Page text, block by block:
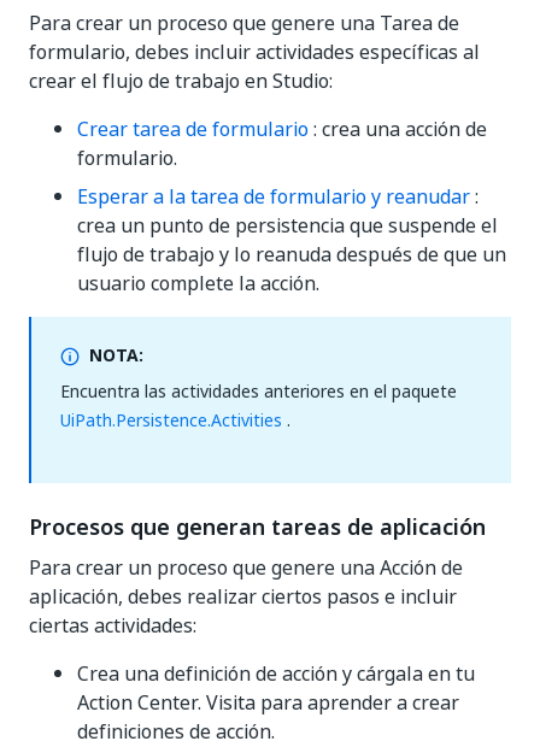
Para crear un proceso que genere una Tarea de
formulario, debes incluir actividades específicas al
crear el flujo de trabajo en Studio:
Crear tarea de formulario: crea una acción de
formulario.
Esperar a la tarea de formulario y reanudar:
crea un punto de persistencia que suspende el
flujo de trabajo y lo reanuda después de que un
usuario complete la acción.
NOTA:
Encuentra las actividades anteriores en el paquete
UiPath.Persistence.Activities .
Procesos que generan tareas de aplicación
Para crear un proceso que genere una Acción de
aplicación, debes realizar ciertos pasos e incluir
ciertas actividades:
Crea una definición de acción y cárgala en tu
Action Center. Visita para aprender a crear
definiciones de acción.